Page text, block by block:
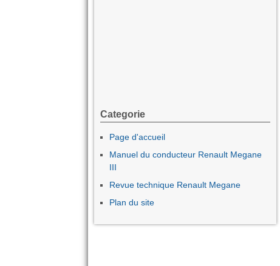
Categorie
Page d'accueil
Manuel du conducteur Renault Megane
III
Revue technique Renault Megane
Plan du site